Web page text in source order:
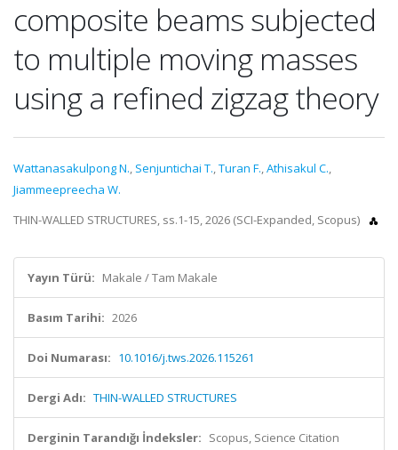
composite beams subjected
to multiple moving masses
using a refined zigzag theory
Wattanasakulpong N., Senjuntichai T.,Turan F.,Athisakul C.,
Jiammeepreecha W.
THIN-WALLED STRUCTURES, ss.1-15, 2026 (SCI-Expanded, Scopus)
Yayın Türü: Makale / Tam Makale
Basım Tarihi: 2026
Doi Numarası: 10.1016/j.tws.2026.115261
Dergi Adı: THIN-WALLED STRUCTURES
Derginin Tarandığı İndeksler: Scopus, Science Citation